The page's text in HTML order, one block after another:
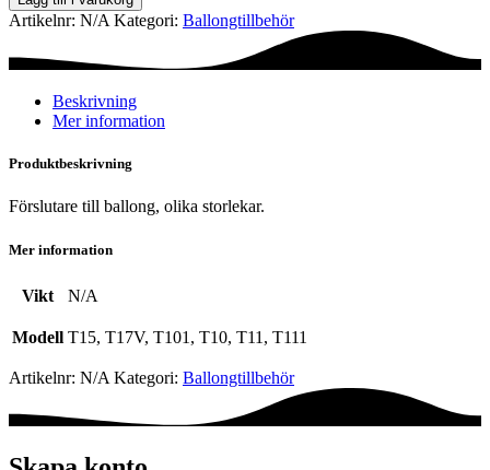
Artikelnr: N/A Kategori: Ballong­tillbehör
Beskrivning
Mer information
Produktbeskrivning
Förslutare till ballong, olika storlekar.
Mer information
Vikt N/A
Modell T15, T17V, T101, T10, T11, T111
Artikelnr: N/A Kategori: Ballong­tillbehör